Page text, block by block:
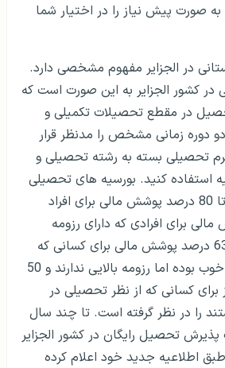
به صورت پیش نیاز را در اختیار شما
در الجزایر مفهوم مشخصی دارد.
در کشور الجزایر به این صورت است که
در مقطع تحصیلات تکمیلی و
دو دوره زمانی مشخص را مدنظر قرار
و برای 4 الی 6 ترم تحصیلی بسته به رشته تحصیلی و
استفاده کنید. بورسیه های تحصیلی
دکترا در کشور الجزایر تا 80 درصد پوشش مالی برای افراد
مالی برای افرادی که دارای رزومه
تحصیلی بالا هستند، 63 درصد پوشش مالی برای کسانی که
دارای سوابق تحصیلی خوب بوده اما رزومه بالایی ندارند و 50
کسانی که از نظر تحصیلی در
را در نظر گرفته است. تا چند سال
تحصیل رایگان در کشور الجزایر
اطلاعیه جدید خود اعلام کرده